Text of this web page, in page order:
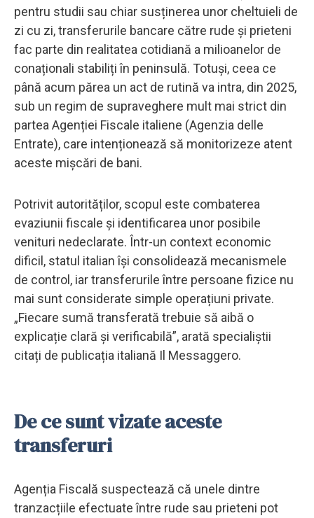
pentru studii sau chiar susținerea unor cheltuieli de
zi cu zi, transferurile bancare către rude și prieteni
fac parte din realitatea cotidiană a milioanelor de
conaționali stabiliți în peninsulă. Totuși, ceea ce
până acum părea un act de rutină va intra, din 2025,
sub un regim de supraveghere mult mai strict din
partea Agenției Fiscale italiene (Agenzia delle
Entrate), care intenționează să monitorizeze atent
aceste mișcări de bani.
Potrivit autorităților, scopul este combaterea
evaziunii fiscale și identificarea unor posibile
venituri nedeclarate. Într-un context economic
dificil, statul italian își consolidează mecanismele
de control, iar transferurile între persoane fizice nu
mai sunt considerate simple operațiuni private.
„Fiecare sumă transferată trebuie să aibă o
explicație clară și verificabilă”, arată specialiștii
citați de publicația italiană Il Messaggero.
De ce sunt vizate aceste
transferuri
Agenția Fiscală suspectează că unele dintre
tranzacțiile efectuate între rude sau prieteni pot